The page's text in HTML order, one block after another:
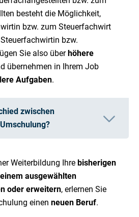
besteht die Möglichkeit,
bzw. zum Steuerfachwirt
bzw.
Sie also überhöhere
übernehmen in Ihrem Job
Aufgaben.
zwischen
Weiterbildung Ihre bisherigen
ausgewählten
oder erweitern, erlernen Sie
einen neuen Beruf.